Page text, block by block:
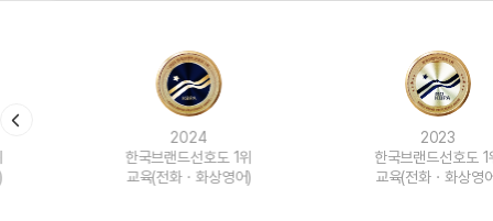
한국브랜드선호도 1위
교육(전화ㆍ화상영어)
한국브랜드선호도 1위
교육(전화ㆍ화상영어)